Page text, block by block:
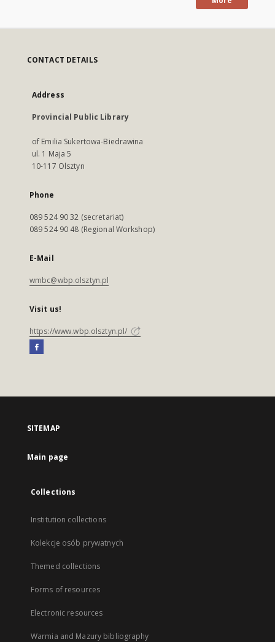
CONTACT DETAILS
Address
Provincial Public Library
of Emilia Sukertowa-Biedrawina
ul. 1 Maja 5
10-117 Olsztyn
Phone
089 524 90 32 (secretariat)
089 524 90 48 (Regional Workshop)
E-Mail
wmbc@wbp.olsztyn.pl
Visit us!
https://www.wbp.olsztyn.pl/
SITEMAP
Main page
Collections
Institution collections
Kolekcje osób prywatnych
Themed collections
Forms of resources
Electronic resources
Warmia and Mazury bibliography